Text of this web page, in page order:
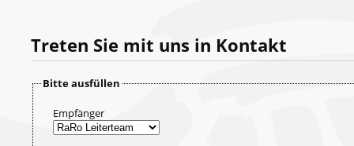
Treten Sie mit uns in Kontakt
Bitte ausfüllen
Empfänger